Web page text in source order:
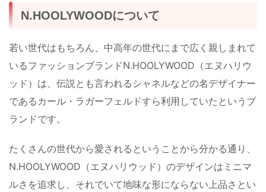
N.HOOLYWOODについて
若い世代はもちろん、中高年の世代にまで広く親しまれて
いるファッションブランドN.HOOLYWOOD（エヌハリウ
ッド）は、伝説とも言われるシャネルなどの名デザイナー
であるカール・ラガーフェルドすら利用していたというブ
ランドです。
たくさんの世代から愛されるということから分かる通り、
N.HOOLYWOOD（エヌハリウッド）のデザインはミニマ
ルさを追求し、それでいて地味な形にならない上品さとい